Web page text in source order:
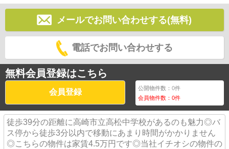
メールでお問い合わせする(無料)
電話でお問い合わせする
無料会員登録はこちら
会員登録 公開物件数：0件
会員物件数：0件
徒歩39分の距離に高崎市立高松中学校があるのも魅力◎バ
ス停から徒歩3分以内で移動にあまり時間がかかりません
◎こちらの物件は家賃4.5万円です◎当社イチオシの物件の